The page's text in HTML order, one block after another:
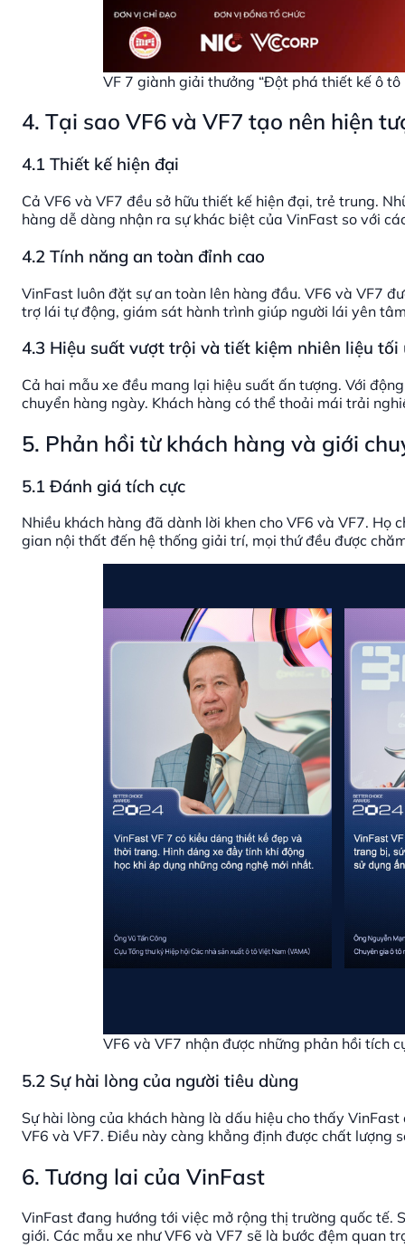
VF 7 giành giải thưởng “Đột phá thiết kế ô tô
4. Tại sao VF6 và VF7 tạo nên hiện
4.1 Thiết kế hiện đại
Cả VF6 và VF7 đều sở hữu thiết kế hiện đại, trẻ trung.
hàng dễ dàng nhận ra sự khác biệt của VinFast so với
4.2 Tính năng an toàn đỉnh cao
VinFast luôn đặt sự an toàn lên hàng đầu. VF6 và VF7
trợ lái tự động, giám sát hành trình giúp người lái yên
4.3 Hiệu suất vượt trội và tiết kiệm nhiên liệu tối
Cả hai mẫu xe đều mang lại hiệu suất ấn tượng. Với
chuyển hàng ngày. Khách hàng có thể thoải mái trải
5. Phản hồi từ khách hàng và giới
5.1 Đánh giá tích cực
Nhiều khách hàng đã dành lời khen cho VF6 và VF7.
gian nội thất đến hệ thống giải trí, mọi thứ đều được
VF6 và VF7 nhận được những phản hồi tích
5.2 Sự hài lòng của người tiêu dùng
Sự hài lòng của khách hàng là dấu hiệu cho thấy
VF6 và VF7. Điều này càng khẳng định được chất lượng
6. Tương lai của VinFast
VinFast đang hướng tới việc mở rộng thị trường quốc tế.
giới. Các mẫu xe như VF6 và VF7 sẽ là bước đệm quan